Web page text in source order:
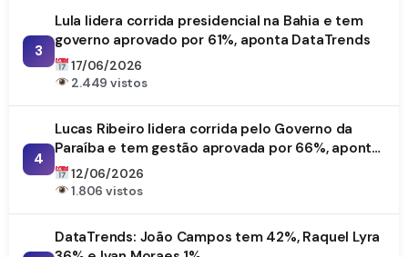
3
Lula lidera corrida presidencial na Bahia e tem
governo aprovado por 61%, aponta DataTrends
17/06/2026
2.449 vistos
4
Lucas Ribeiro lidera corrida pelo Governo da
Paraíba e tem gestão aprovada por 66%, aponta
DataTrends
12/06/2026
1.806 vistos
DataTrends: João Campos tem 42%, Raquel Lyra